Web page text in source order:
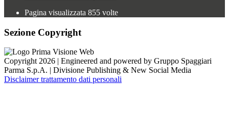
Pagina visualizzata 855 volte
Sezione Copyright
Copyright 2026 | Engineered and powered by Gruppo Spaggiari
Parma S.p.A. | Divisione Publishing & New Social Media
Disclaimer trattamento dati personali